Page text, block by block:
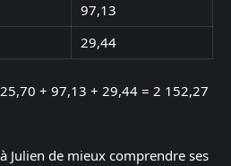
97,13
29,44
+ 97,13 + 29,44 = 2 152,27
Julien de mieux comprendre ses